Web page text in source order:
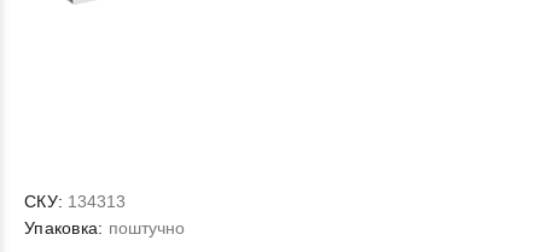
СКУ: 134313
Упаковка: поштучно